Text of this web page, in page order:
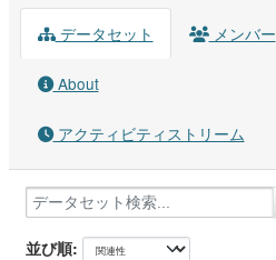
データセット メンバー
About
アクティビティストリーム
並び順